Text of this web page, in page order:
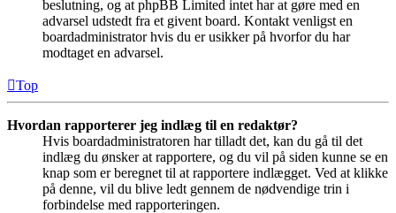
beslutning, og at phpBB Limited intet har at gøre med en
advarsel udstedt fra et givent board. Kontakt venligst en
boardadministrator hvis du er usikker på hvorfor du har
modtaget en advarsel.
Top
Hvordan rapporterer jeg indlæg til en redaktør?
Hvis boardadministratoren har tilladt det, kan du gå til det
indlæg du ønsker at rapportere, og du vil på siden kunne se en
knap som er beregnet til at rapportere indlægget. Ved at klikke
på denne, vil du blive ledt gennem de nødvendige trin i
forbindelse med rapporteringen.